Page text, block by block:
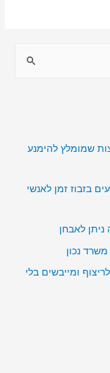
שמומלץ להימנע
בזבוז זמן לאנשי
לאבחן
משרד נכון
ומייבשים בלי